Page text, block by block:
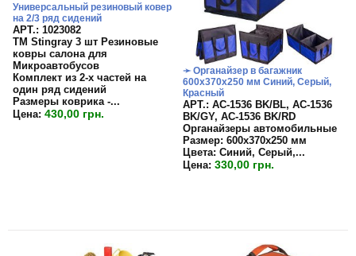
Универсальный резиновый ковер
на 2/3 ряд сидений
APT.: 1023082
TM Stingray 3 шт Резиновые
ковры салона для
Микроавтобусов
Комплект из 2-х частей на
один ряд сидений
Размеры коврика -...
Цена: 430,00 грн.
➛ Органайзер в багажник
600х370х250 мм Синий, Серый,
Красный
APT.: АС-1536 BK/BL, АС-1536
BK/GY, АС-1536 BK/RD
Органайзеры автомобильные
Размер: 600х370х250 мм
Цвета: Синий, Серый,...
Цена: 330,00 грн.